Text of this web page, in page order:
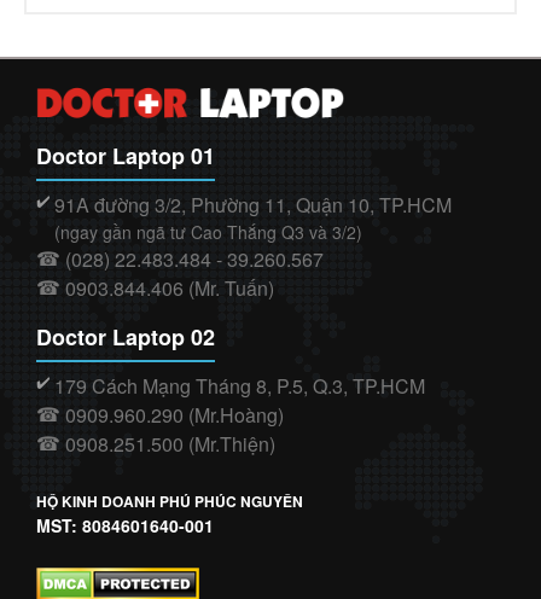
Doctor Laptop 01
✔️ 91A đường 3/2, Phường 11, Quận 10, TP.HCM
(ngay gần ngã tư Cao Thắng Q3 và 3/2)
☎ (028) 22.483.484 - 39.260.567
☎ 0903.844.406 (Mr. Tuấn)
Doctor Laptop 02
✔️ 179 Cách Mạng Tháng 8, P.5, Q.3, TP.HCM
☎ 0909.960.290 (Mr.Hoàng)
☎ 0908.251.500 (Mr.Thiện)
HỘ KINH DOANH PHÚ PHÚC NGUYÊN
MST: 8084601640-001